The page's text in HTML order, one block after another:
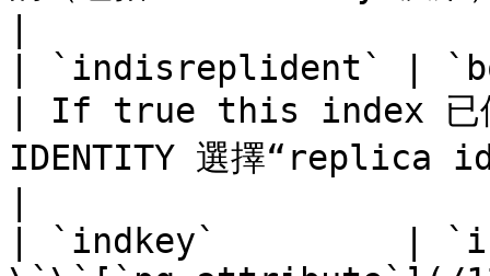
| `indisreplident` |
| If true this index 已使
IDENTITY 選擇
| `indkey`         |